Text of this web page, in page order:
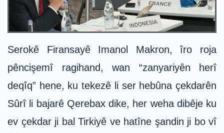
Serokê Firansayê Imanol Makron, îro roja
pêncişemî ragihand, wan “zanyariyên herî
deqîq” hene, ku tekezê li ser hebûna çekdarên
Sûrî li bajarê Qerebax dike, her weha dibêje ku
ev çekdar ji bal Tirkiyê ve hatîne şandin ji bo vî